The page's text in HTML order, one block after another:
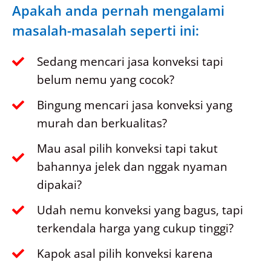
Apakah anda pernah mengalami
masalah-masalah seperti ini:
Sedang mencari jasa konveksi tapi
belum nemu yang cocok?
Bingung mencari jasa konveksi yang
murah dan berkualitas?
Mau asal pilih konveksi tapi takut
bahannya jelek dan nggak nyaman
dipakai?
Udah nemu konveksi yang bagus, tapi
terkendala harga yang cukup tinggi?
Kapok asal pilih konveksi karena